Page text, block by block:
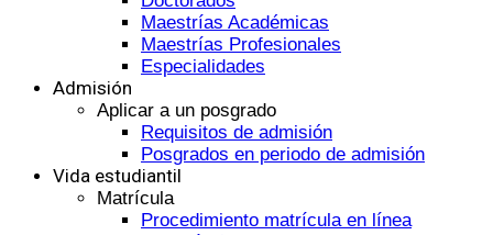
Maestrías Académicas
Maestrías Profesionales
Especialidades
Admisión
Aplicar a un posgrado
Requisitos de admisión
Posgrados en periodo de admisión
Vida estudiantil
Matrícula
Procedimiento matrícula en línea